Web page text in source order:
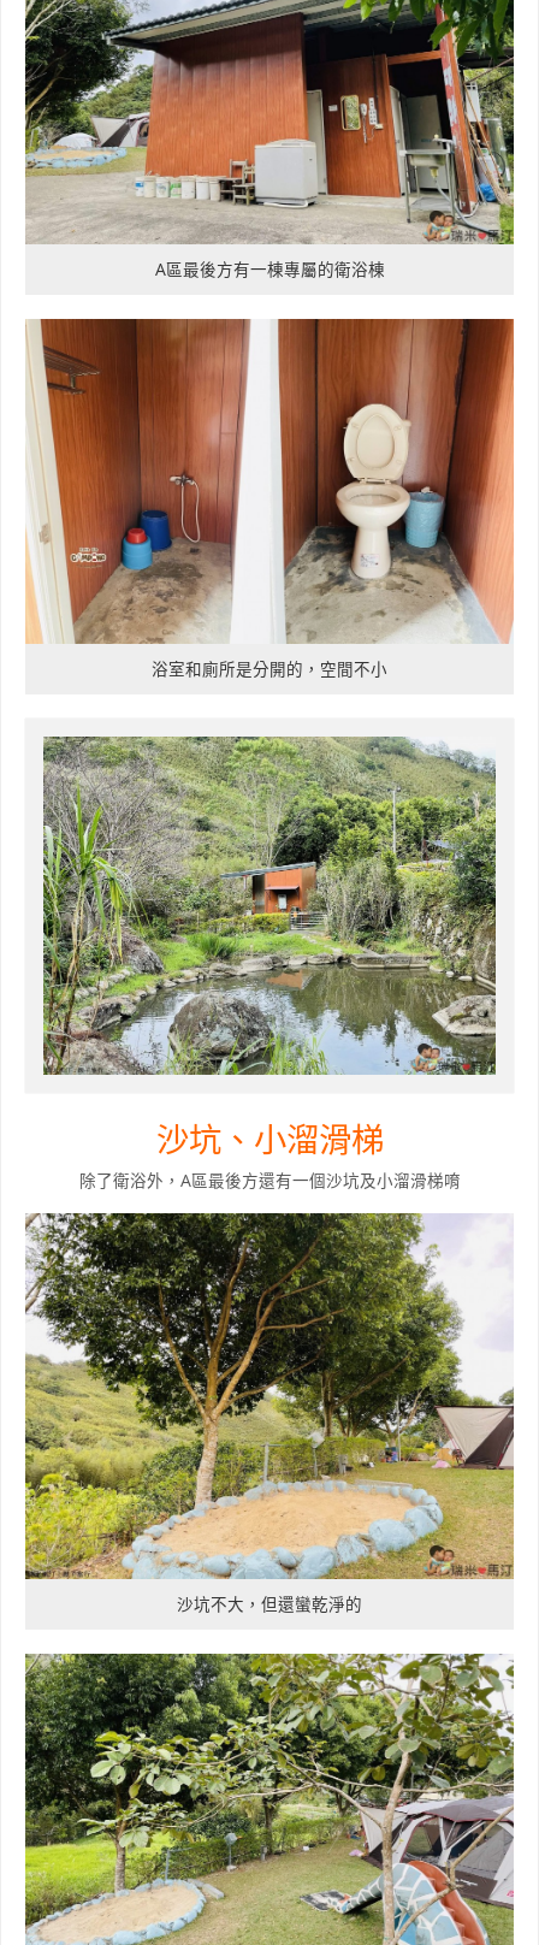
A區最後方有一棟專屬的衛浴棟
浴室和廁所是分開的，空間不小
沙坑、小溜滑梯
除了衛浴外，A區最後方還有一個沙坑及小溜滑梯唷
沙坑不大，但還蠻乾淨的